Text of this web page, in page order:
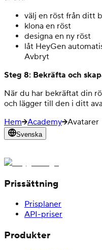
välj en röst från ditt
klona en röst
designa en ny röst
låt HeyGen
Avbryt
Steg 8: Bekräfta och
När du har bekräftat din
och lägger till den i ditt
Hem Academy Avatarer
Svenska
Prissättning
Prisplaner
API-priser
Produkter